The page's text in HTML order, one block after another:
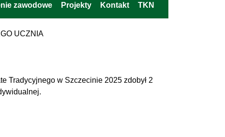
zawodowe Projekty Kontakt TKN
UCZNIA
Tradycyjnego w Szczecinie 2025 zdobył 2